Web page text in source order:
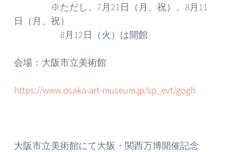
※ただし、7月21日（月、祝）、8月11
日（月、祝）
8月12日（火）は開館
会場：大阪市立美術館
https://www.osaka-art-museum.jp/sp_evt/gogh
大阪市立美術館にて大阪・関西万博開催記念